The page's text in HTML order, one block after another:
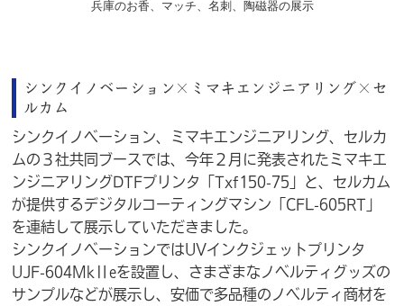
兵庫のお香、マッチ、名刺、陶磁器の展示
シンクイノベーション×ミマキエンジニアリング×セ
ルカム
シンクイノベーション、ミマキエンジニアリング、セルカ
ムの３社共同ブースでは、今年２月に発表されたミマキエ
ンジニアリングDTFプリンタ「Txf150-75」と、セルカム
が提供するデジタルコーティングマシン「CFL-605RT」
を連結して展示していただきました。
シンクイノベーションではUVインクジェットプリンタ
UJF-604MkⅡeを設置し、さまざまなノベルティグッズの
サンプルなどが展示し、安価で多品種のノベルティ商材を